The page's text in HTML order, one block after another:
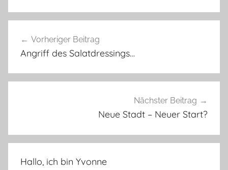
Vorheriger Beitrag
Angriff des Salatdressings…
Nächster Beitrag
Neue Stadt – Neuer Start?
Hallo, ich bin Yvonne